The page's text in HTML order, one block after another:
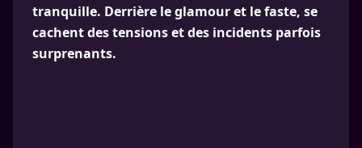
tranquille. Derrière le glamour et le faste, se
cachent des tensions et des incidents parfois
surprenants.